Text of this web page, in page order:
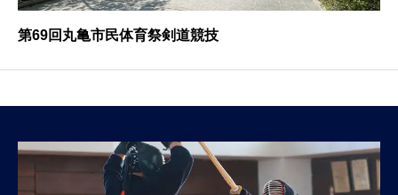
第69回丸亀市民体育祭剣道競技